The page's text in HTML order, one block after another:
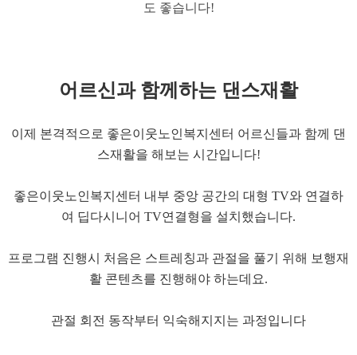
도 좋습니다!
어르신과 함께하는 댄스재활​​
이제 본격적으로 좋은이웃노인복지센터 어르신들과 함께 댄
스재활을 해보는 시간입니다!
좋은이웃노인복지센터 내부 중앙 공간의 대형 TV와 연결하
여 딥다시니어 TV연결형을 설치했습니다.
​프로그램 진행시 처음은 스트레칭과 관절을 풀기 위해 보행재
활 콘텐츠를 진행해야 하는데요.
관절 회전 동작부터 익숙해지지는 과정입니다